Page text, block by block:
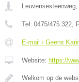
Leuvensesteenweg,
Tel: 0475/475.322,
E-mail › Geens
Website: https://
Welkom op de